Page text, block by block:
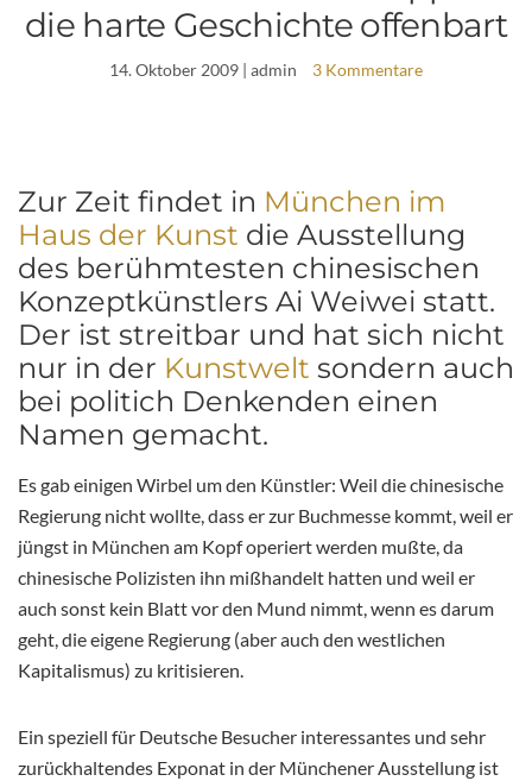
die harte Geschichte offenbart
14. Oktober 2009 | admin 3 Kommentare
Zur Zeit findet in München im
Haus der Kunst die Ausstellung
des berühmtesten chinesischen
Konzeptkünstlers Ai Weiwei statt.
Der ist streitbar und hat sich nicht
nur in der Kunstwelt sondern auch
bei politich Denkenden einen
Namen gemacht.
Es gab einigen Wirbel um den Künstler: Weil die chinesische
Regierung nicht wollte, dass er zur Buchmesse kommt, weil er
jüngst in München am Kopf operiert werden mußte, da
chinesische Polizisten ihn mißhandelt hatten und weil er
auch sonst kein Blatt vor den Mund nimmt, wenn es darum
geht, die eigene Regierung (aber auch den westlichen
Kapitalismus) zu kritisieren.
Ein speziell für Deutsche Besucher interessantes und sehr
zurückhaltendes Exponat in der Münchener Ausstellung ist